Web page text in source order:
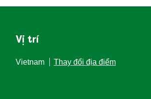
Vị trí
Vietnam Thay đổi địa điểm